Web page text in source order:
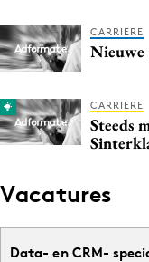
CARRIERE
Nieuwe
CARRIERE
Steeds
Vacatures
Data- en CRM-